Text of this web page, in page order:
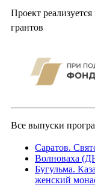
Проект
грантов
Все выпуски
Саратов.
Волноваха
Бугульма.
женский